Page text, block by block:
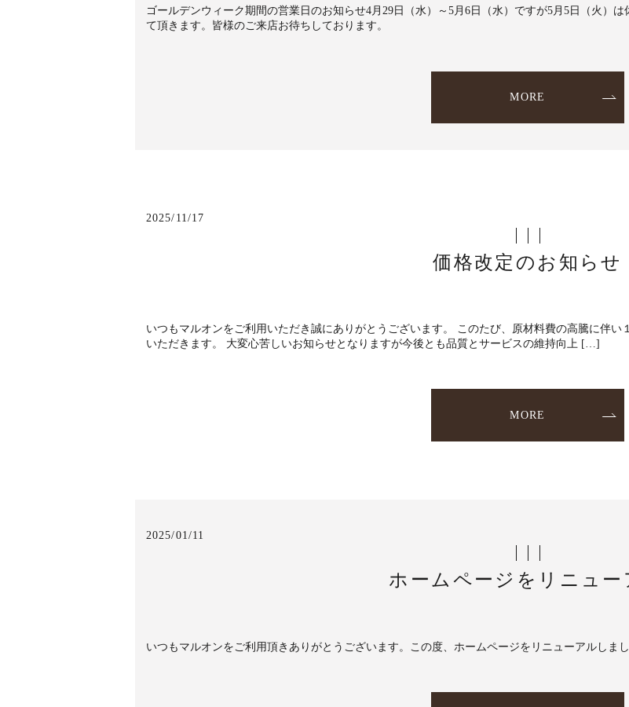
ゴールデンウィーク期間の営業日のお知らせ4月29日（水）～5月6日（水）ですが5月5日（火）
て頂きます。皆様のご来店お待ちしております。
MORE
2025/11/17
価格改定のお知らせ
いつもマルオンをご利用いただき誠にありがとうございます。 このたび、原材料費の高騰に伴
いただきます。 大変心苦しいお知らせとなりますが今後とも品質とサービスの維持向上 […]
MORE
2025/01/11
ホームページをリニュー
いつもマルオンをご利用頂きありがとうございます。この度、ホームページをリニューアルしま